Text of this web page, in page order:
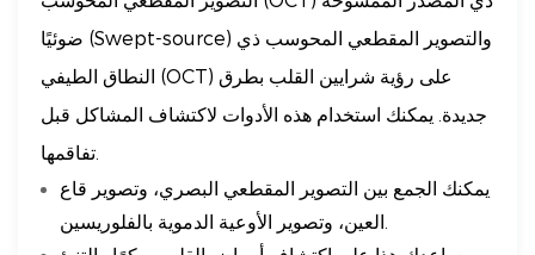
ضوئيًا (Swept-source) والتصوير المقطعي المحوسب ذي
النطاق الطيفي (OCT) على رؤية شرايين القلب بطرق
جديدة. يمكنك استخدام هذه الأدوات لاكتشاف المشاكل قبل
يمكنك الجمع بين التصوير المقطعي البصري، وتصوير قاع